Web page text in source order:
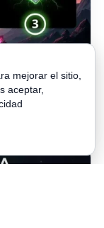
ESTADO
mejorar el sitio,
aceptar,